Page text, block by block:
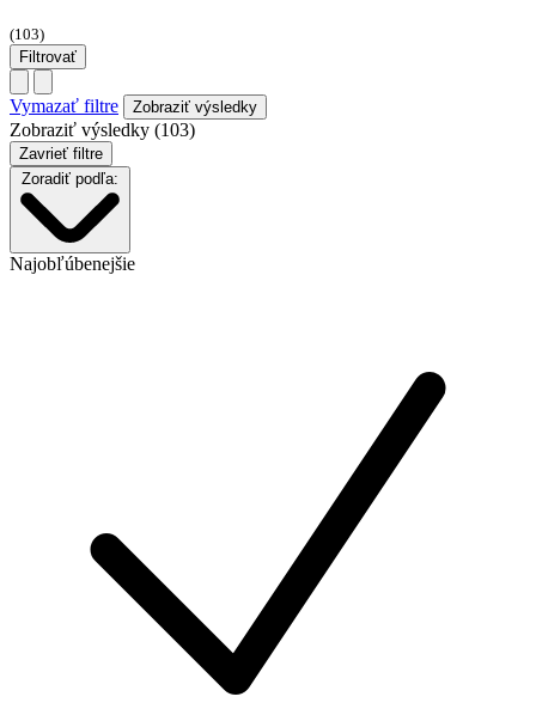
(103)
Filtrovať
Vymazať filtre
Zobraziť výsledky (103)
Zavrieť filtre
Zoradiť podľa:
Najobľúbenejšie